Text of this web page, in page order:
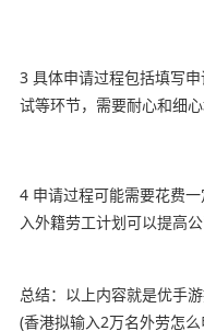
3 具体申请过程包括填写
试等环节，需要耐心和细心
4 申请过程可能需要花费
入外籍劳工计划可以提高
总结：以上内容就是优手
(香港拟输入2万名外劳怎